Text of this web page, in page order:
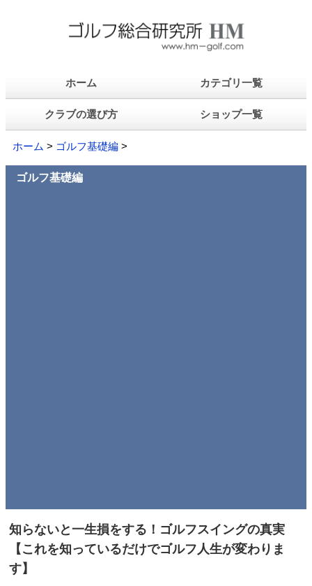
ホーム カテゴリ一覧
クラブの選び方 ショップ一覧
ホーム > ゴルフ基礎編 >
ゴルフ基礎編
知らないと一生損をする！ゴルフスイングの真実
【これを知っているだけでゴルフ人生が変わりま
す】